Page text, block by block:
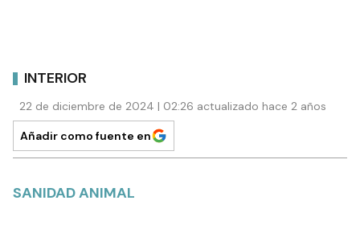
INTERIOR
22 de diciembre de 2024 | 02:26 actualizado hace 2 años
Añadir como fuente en
SANIDAD ANIMAL